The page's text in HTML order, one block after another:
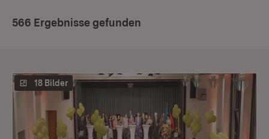
566 Ergebnisse gefunden
18 Bilder